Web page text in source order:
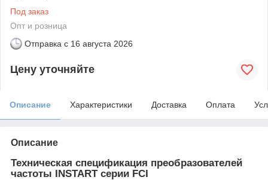
Под заказ
Опт и розница
Отправка с 16 августа 2026
Цену уточняйте
Описание Характеристики Доставка Оплата
Описание
Техническая спецификация преобразователей
частоты INSTART серии FCI